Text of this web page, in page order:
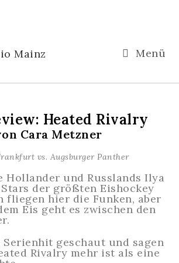
Menü
Heated Rivalry
Cara Metzner
vs. Augsburger Panther
Hollander und Russlands Ilya
Stars der größten Eishockey
fliegen hier die Funken, aber
Eis geht es zwischen den
Serienhit geschaut und sagen
Rivalry mehr ist als eine